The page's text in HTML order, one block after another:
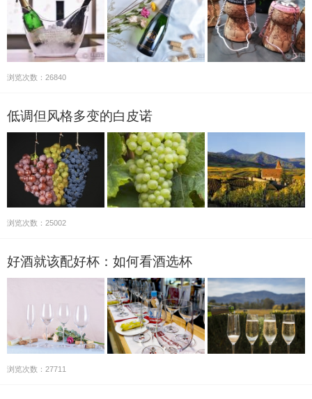
浏览次数：26840
低调但风格多变的白皮诺
浏览次数：25002
好酒就该配好杯：如何看酒选杯
浏览次数：27711